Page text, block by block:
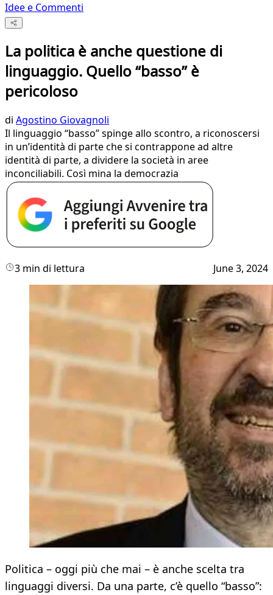
Idee e Commenti
La politica è anche questione di
linguaggio. Quello “basso” è
pericoloso
di Agostino Giovagnoli
Il linguaggio “basso” spinge allo scontro, a riconoscersi
in un’identità di parte che si contrappone ad altre
identità di parte, a dividere la società in aree
inconciliabili. Così mina la democrazia
3 min di lettura June 3, 2024
Politica – oggi più che mai – è anche scelta tra
linguaggi diversi. Da una parte, c’è quello “basso”: